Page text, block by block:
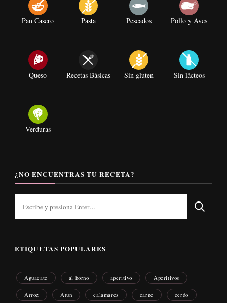
Pan Casero Pasta Pescados Pollo y Aves
Queso Recetas Básicas Sin gluten Sin lácteos
Verduras
¿NO ENCUENTRAS TU RECETA?
ETIQUETAS POPULARES
Aguacate al horno aperitivo Aperitivos
Arroz Atun calamares carne cerdo